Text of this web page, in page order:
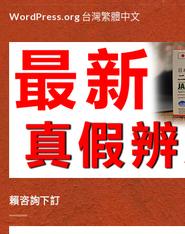
WordPress.org 台灣繁體中文
賴咨詢下訂